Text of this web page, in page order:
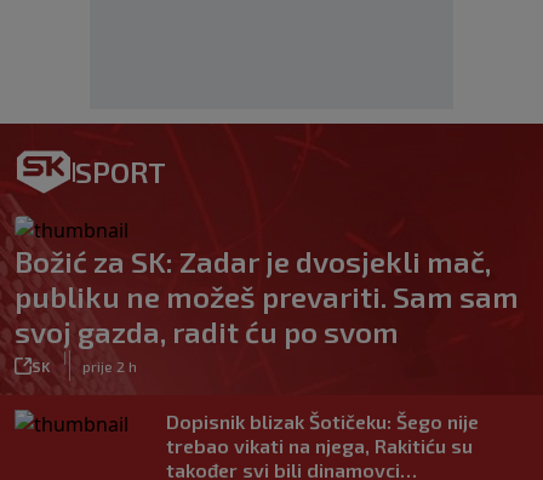
SPORT
Božić za SK: Zadar je dvosjekli mač,
publiku ne možeš prevariti. Sam sam
svoj gazda, radit ću po svom
SK
|
prije 2 h
Dopisnik blizak Šotičeku: Šego nije
trebao vikati na njega, Rakitiću su
također svi bili dinamovci…